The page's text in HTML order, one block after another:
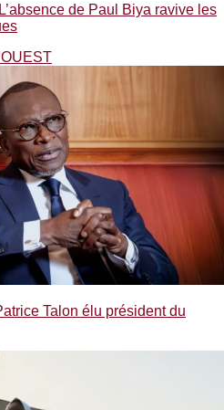
de Paul Biya ravive les
Talon élu président du